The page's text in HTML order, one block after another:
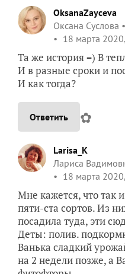
OksanaZayceva
Оксана Суслова
18 марта
Та же история =) В
И в разные сроки и
И как тогда?
Ответить ✿
Larisa_K
Лариса
18 марта
Мне кажется, что так
пяти-ста сортов. Из
посадила туда, эти
Деты: полив.
Ванька сладкий
на 2 недели позже, а